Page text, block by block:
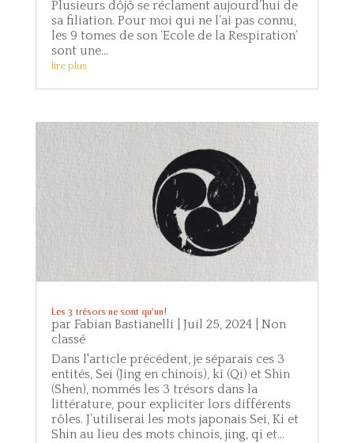
Plusieurs dôjô se réclament aujourd’hui de
sa filiation. Pour moi qui ne l’ai pas connu,
les 9 tomes de son ‘Ecole de la Respiration’
sont une...
lire plus
Les 3 trésors ne sont qu’un!
par Fabian Bastianelli Juil 25, 2024| Non
classé
Dans l'article précédent, je séparais ces 3
entités, Sei (Jing en chinois), ki (Qi) et Shin
(Shen), nommés les 3 trésors dans la
littérature, pour expliciter lors différents
rôles. J’utiliserai les mots japonais Sei, Ki et
Shin au lieu des mots chinois, jing, qi et...